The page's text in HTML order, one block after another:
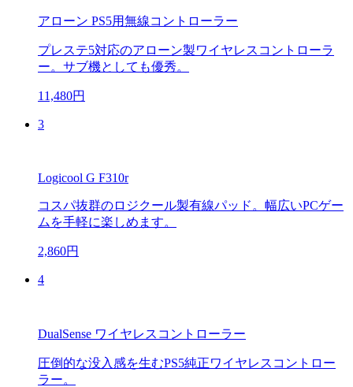
アローン PS5用無線コントローラー
プレステ5対応のアローン製ワイヤレスコントローラ
ー。サブ機としても優秀。
11,480円
3
Logicool G F310r
コスパ抜群のロジクール製有線パッド。幅広いPCゲー
ムを手軽に楽しめます。
2,860円
4
DualSense ワイヤレスコントローラー
圧倒的な没入感を生むPS5純正ワイヤレスコントロー
ラー。